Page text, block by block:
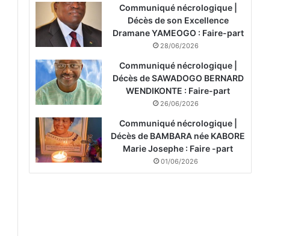
Communiqué nécrologique |
Décès de son Excellence
Dramane YAMEOGO : Faire-part
28/06/2026
Communiqué nécrologique |
Décès de SAWADOGO BERNARD
WENDIKONTE : Faire-part
26/06/2026
Communiqué nécrologique |
Décès de BAMBARA née KABORE
Marie Josephe : Faire -part
01/06/2026